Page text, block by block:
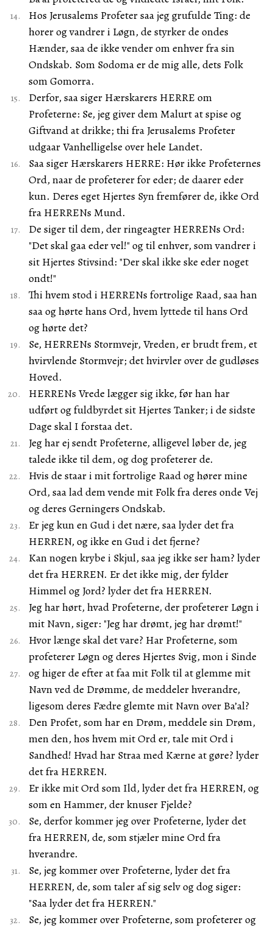
Hos Jerusalems Profeter saa jeg grufulde Ting: de
horer og vandrer i Løgn, de styrker de ondes
Hænder, saa de ikke vender om enhver fra sin
Ondskab. Som Sodoma er de mig alle, dets Folk
som Gomorra.
Derfor, saa siger Hærskarers HERRE om
Profeterne: Se, jeg giver dem Malurt at spise og
Giftvand at drikke; thi fra Jerusalems Profeter
udgaar Vanhelligelse over hele Landet.
Saa siger Hærskarers HERRE: Hør ikke Profeternes
Ord, naar de profeterer for eder; de daarer eder
kun. Deres eget Hjertes Syn fremfører de, ikke Ord
fra HERRENs Mund.
De siger til dem, der ringeagter HERRENs Ord:
"Det skal gaa eder vel!" og til enhver, som vandrer i
sit Hjertes Stivsind: "Der skal ikke ske eder noget
ondt!"
Thi hvem stod i HERRENs fortrolige Raad, saa han
saa og hørte hans Ord, hvem lyttede til hans Ord
og hørte det?
Se, HERRENs Stormvejr, Vreden, er brudt frem, et
hvirvlende Stormvejr; det hvirvler over de gudløses
Hoved.
HERRENs Vrede lægger sig ikke, før han har
udført og fuldbyrdet sit Hjertes Tanker; i de sidste
Dage skal I forstaa det.
Jeg har ej sendt Profeterne, alligevel løber de, jeg
talede ikke til dem, og dog profeterer de.
Hvis de staar i mit fortrolige Raad og hører mine
Ord, saa lad dem vende mit Folk fra deres onde Vej
og deres Gerningers Ondskab.
Er jeg kun en Gud i det nære, saa lyder det fra
HERREN, og ikke en Gud i det fjerne?
Kan nogen krybe i Skjul, saa jeg ikke ser ham? lyder
det fra HERREN. Er det ikke mig, der fylder
Himmel og Jord? lyder det fra HERREN.
Jeg har hørt, hvad Profeterne, der profeterer Løgn i
mit Navn, siger: "Jeg har drømt, jeg har drømt!"
Hvor længe skal det vare? Har Profeterne, som
profeterer Løgn og deres Hjertes Svig, mon i Sinde
og higer de efter at faa mit Folk til at glemme mit
Navn ved de Drømme, de meddeler hverandre,
ligesom deres Fædre glemte mit Navn over Ba’al?
Den Profet, som har en Drøm, meddele sin Drøm,
men den, hos hvem mit Ord er, tale mit Ord i
Sandhed! Hvad har Straa med Kærne at gøre? lyder
det fra HERREN.
Er ikke mit Ord som Ild, lyder det fra HERREN, og
som en Hammer, der knuser Fjelde?
Se, derfor kommer jeg over Profeterne, lyder det
fra HERREN, de, som stjæler mine Ord fra
hverandre.
Se, jeg kommer over Profeterne, lyder det fra
HERREN, de, som taler af sig selv og dog siger:
"Saa lyder det fra HERREN."
Se, jeg kommer over Profeterne, som profeterer og